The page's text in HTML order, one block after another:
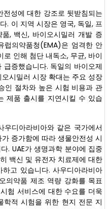
성에 대한 강조로 뒷받침되는
. 이 지역 시장은 영국, 독일, 프
, 백신, 바이오시밀러 개발 증
럽의약품청(EMA)은 엄격한 안
인해 첨단 내독소, 무균, 바이
증했습니다. 독일의 바이오제
시밀러 시장 확대는 주요 성장
인 절차와 높은 시험 비용과 관
제품 출시를 지연시킬 수 있습
우디아라비아와 같은 국가에서
증가함에 따라 생물안전성 시
. UAE가 생명과학 분야에 집중
백신 및 유전자 치료제에 대한
고 있습니다. 사우디아라비아
의약품 제조 역량 강화를 목표
험 서비스에 대한 수요를 더욱
학적 시험을 위한 현지 전문 지